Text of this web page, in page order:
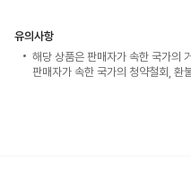
유의사항
해당 상품은 판매자가 속한 국가의
판매자가 속한 국가의 청약철회, 환